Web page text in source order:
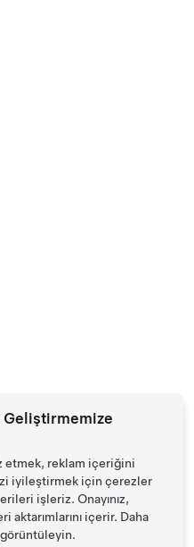
etmek, reklam içeriğini
iyileştirmek için çerezler
işleriz. Onayınız,
aktarımlarını içerir. Daha
görüntüleyin.